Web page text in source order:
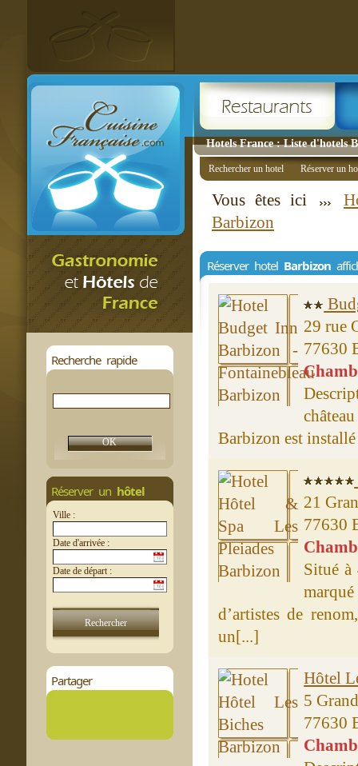
Hotels France : Liste d'hotels
Recherche rapide
Réserver un hôtel
Ville :
Date d'arrivée :
Date de départ :
Partager
Rechercher un hotel Réserver un
Vous êtes ici
Barbizon
Réserver hotel Barbizon
29 rue
77630
Barbizon est
21
77630
Situé
d’artistes de
un[...]
Hôtel
5
77630